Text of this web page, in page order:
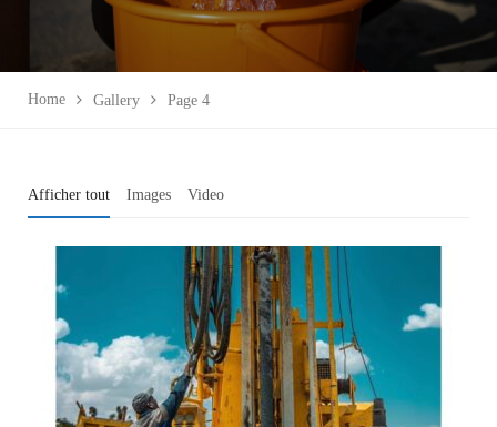
Home Gallery Page 4
Afficher tout Images Video